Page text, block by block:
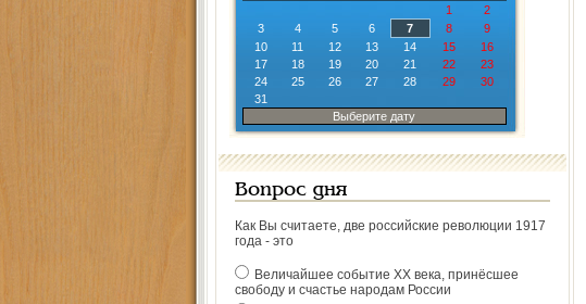
1
2
3
4 5 6 7 8
9
10
11 12 13 14 15
16
17
18 19 20 21 22
23
24
25 26 27 28 29
30
31
Выберите дату
Вопрос дня
Как Вы считаете, две российские революции 1917
года - это
Величайшее событие ХХ века, принёсшее
свободу и счастье народам России